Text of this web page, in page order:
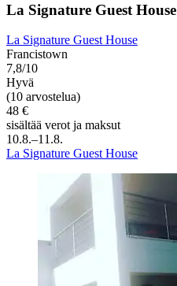
La Signature Guest House
La Signature Guest House
Francistown
7,8/10
Hyvä
(10 arvostelua)
48 €
sisältää verot ja maksut
10.8.–11.8.
La Signature Guest House